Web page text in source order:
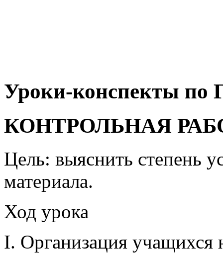
Уроки-конспекты по
КОНТРОЛЬНАЯ
Цель: выяснить степень
материала.
Ход урока
I. Организация учащихся